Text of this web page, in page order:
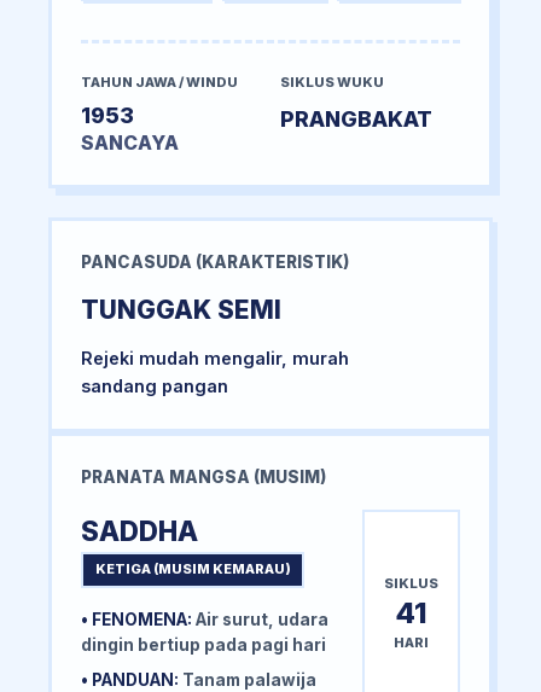
TAHUN JAWA / WINDU
1953
SANCAYA
SIKLUS WUKU
PRANGBAKAT
PANCASUDA (KARAKTERISTIK)
TUNGGAK SEMI
Rejeki mudah mengalir, murah
sandang pangan
PRANATA MANGSA (MUSIM)
SADDHA
KETIGA (MUSIM KEMARAU)
• FENOMENA: Air surut, udara
dingin bertiup pada pagi hari
• PANDUAN: Tanam palawija
SIKLUS
41
HARI